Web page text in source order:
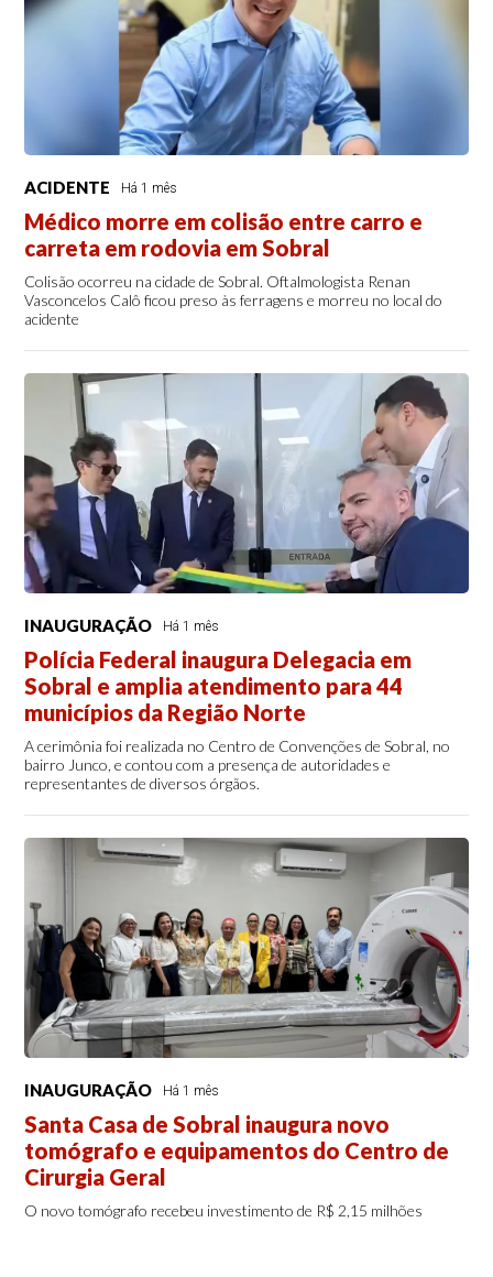
ACIDENTE Há 1 mês
Médico morre em colisão entre carro e
carreta em rodovia em Sobral
Colisão ocorreu na cidade de Sobral. Oftalmologista Renan
Vasconcelos Calô ficou preso às ferragens e morreu no local do
acidente
INAUGURAÇÃO Há 1 mês
Polícia Federal inaugura Delegacia em
Sobral e amplia atendimento para 44
municípios da Região Norte
A cerimônia foi realizada no Centro de Convenções de Sobral, no
bairro Junco, e contou com a presença de autoridades e
representantes de diversos órgãos.
INAUGURAÇÃO Há 1 mês
Santa Casa de Sobral inaugura novo
tomógrafo e equipamentos do Centro de
Cirurgia Geral
O novo tomógrafo recebeu investimento de R$ 2,15 milhões